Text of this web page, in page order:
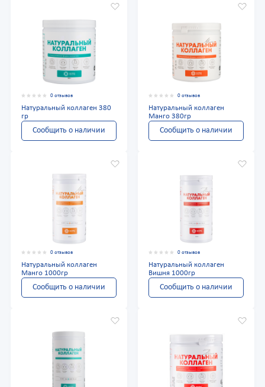
0 отзывов
Натуральный коллаген 380
гр
Сообщить о наличии
0 отзывов
Натуральный коллаген
Манго 380гр
Сообщить о наличии
0 отзывов
Натуральный коллаген
Манго 1000гр
Сообщить о наличии
0 отзывов
Натуральный коллаген
Вишня 1000гр
Сообщить о наличии